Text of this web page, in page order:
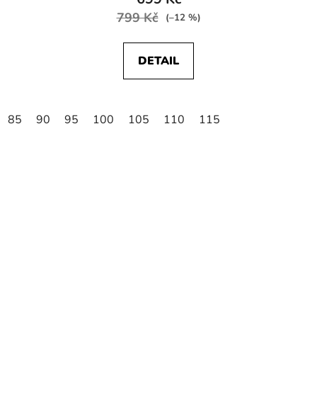
799 Kč (–12 %)
DETAIL
85 90 95 100 105 110 115